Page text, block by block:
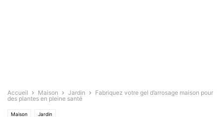
Accueil Maison Jardin
Fabriquez votre gel d’arrosage maison pour
des plantes en pleine santé
Maison Jardin